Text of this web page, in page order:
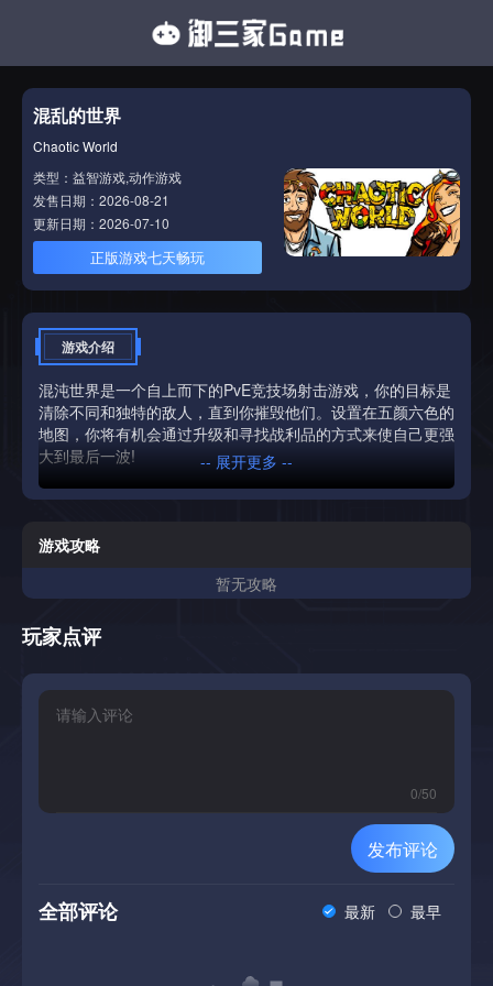
混乱的世界
Chaotic World
类型：益智游戏,动作游戏
发售日期：2026-08-21
更新日期：2026-07-10
正版游戏七天畅玩
游戏介绍
混沌世界是一个自上而下的PvE竞技场射击游戏，你的目标是
清除不同和独特的敌人，直到你摧毁他们。设置在五颜六色的
地图，你将有机会通过升级和寻找战利品的方式来使自己更强
大到最后一波!
-- 展开更多 --
游戏攻略
暂无攻略
玩家点评
0/50
发布评论
全部评论 最新 最早